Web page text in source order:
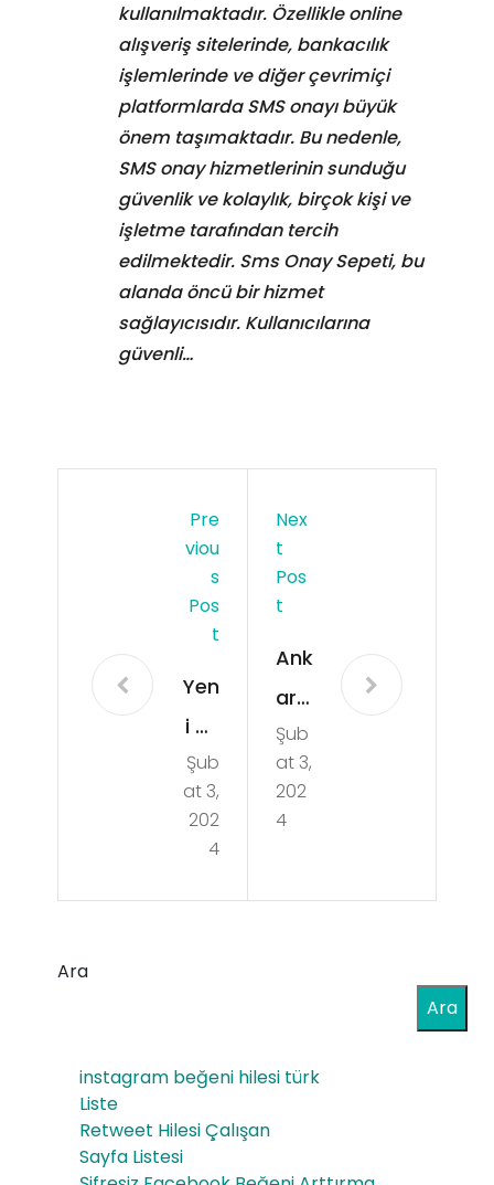
kullanılmaktadır. Özellikle online
alışveriş sitelerinde, bankacılık
işlemlerinde ve diğer çevrimiçi
platformlarda SMS onayı büyük
önem taşımaktadır. Bu nedenle,
SMS onay hizmetlerinin sunduğu
güvenlik ve kolaylık, birçok kişi ve
işletme tarafından tercih
edilmektedir. Sms Onay Sepeti, bu
alanda öncü bir hizmet
sağlayıcısıdır. Kullanıcılarına
güvenli…
Pre
Viou
S
Pos
T
Yen
i Bir
Ülk
ede
Hay
ala
rını
Şub
at 3,
202
4
Nex
T
Pos
T
Ank
ara
Ça
nka
ya
b
Şub
at 3,
202
4
Ara
Ara
instagram beğeni hilesi türk
Liste
Retweet Hilesi Çalışan
Sayfa Listesi